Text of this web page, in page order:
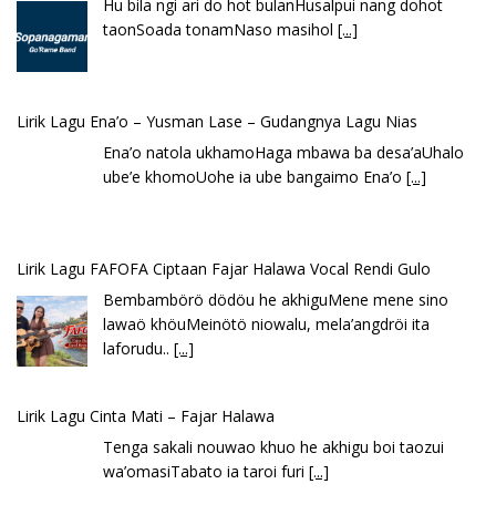
Hu bila ngi ari do hot bulanHusalpui nang dohot
taonSoada tonamNaso masihol [...]
Lirik Lagu Ena’o – Yusman Lase – Gudangnya Lagu Nias
Ena’o natola ukhamoHaga mbawa ba desa’aUhalo
ube’e khomoUohe ia ube bangaimo Ena’o [...]
Lirik Lagu FAFOFA Ciptaan Fajar Halawa Vocal Rendi Gulo
Bembambörö dödöu he akhiguMene mene sino
lawaö khöuMeinötö niowalu, mela’angdröi ita
laforudu.. [...]
Lirik Lagu Cinta Mati – Fajar Halawa
Tenga sakali nouwao khuo he akhigu boi taozui
wa’omasiTabato ia taroi furi [...]